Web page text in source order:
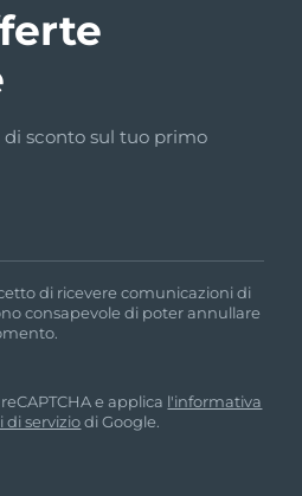
di sconto sul tuo primo
di ricevere comunicazioni di
consapevole di poter annullare
e applica l'informativa
di serviziodi Google.